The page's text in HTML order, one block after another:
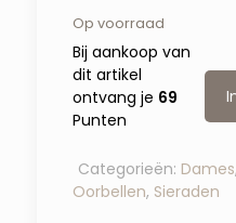
Op voorraad
Bij aankoop van
dit artikel
ontvang je 69
Punten
Categorieën: Dames,
Oorbellen, Sieraden